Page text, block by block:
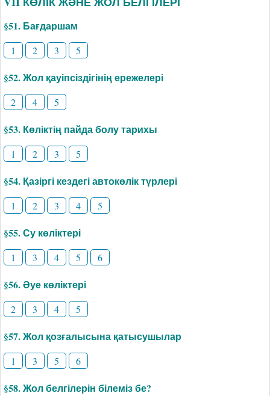
§51. Бағдаршам
1 2 3 5
§52. Жол қауіпсіздігінің ережелері
2 4 5
§53. Көліктің пайда болу тарихы
1 2 3 5
§54. Қазіргі кездегі автокөлік түрлері
1 2 3 4 5
§55. Су көліктері
1 3 4 5 6
§56. Әуе көліктері
2 3 4 5
§57. Жол қозғалысына қатысушылар
1 3 5 6
§58. Жол белгілерін білеміз бе?